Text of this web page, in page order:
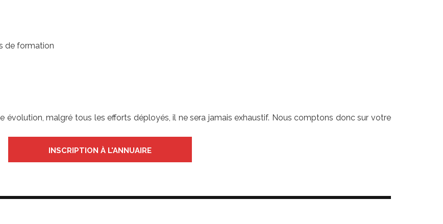
de formation
évolution, malgré tous les efforts déployés, il ne sera jamais exhaustif. Nous comptons donc sur votre
INSCRIPTION À L'ANNUAIRE